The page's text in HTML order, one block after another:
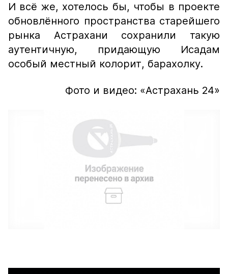
И всё же, хотелось бы, чтобы в проекте
обновлённого пространства старейшего
рынка Астрахани сохранили такую
аутентичную, придающую Исадам
особый местный колорит, барахолку.
Фото и видео: «Астрахань 24»